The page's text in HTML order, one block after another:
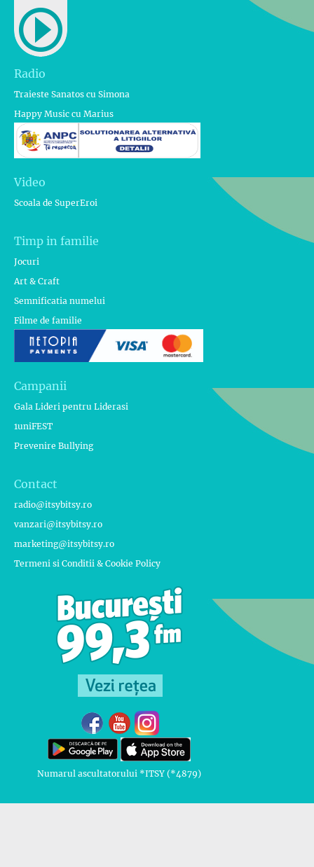
Radio
Traieste Sanatos cu Simona
Happy Music cu Marius
Video
Scoala de SuperEroi
Timp in familie
Jocuri
Art & Craft
Semnificatia numelui
Filme de familie
Campanii
Gala Lideri pentru Liderasi
1uniFEST
Prevenire Bullying
Contact
radio@itsybitsy.ro
vanzari@itsybitsy.ro
marketing@itsybitsy.ro
Termeni si Conditii & Cookie Policy
Numarul ascultatorului *ITSY (*4879)